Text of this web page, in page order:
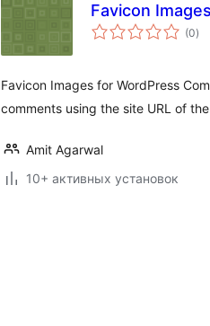
Favicon
(0)
Favicon Images for WordPress
comments using the site URL of
Amit Agarwal
10+ активных установок